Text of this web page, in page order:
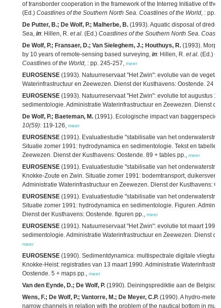
of transborder cooperation in the framework of the Interreg Initiative of
(Ed.) Coastlines of the Southern North Sea. Coastlines of the World, : pp.
De Putter, B.; De Wolf, P.; Malherbe, B. (1993). Aquatic disposal of
Sea, in: Hillen, R. et al. (Ed.) Coastlines of the Southern North Sea.
De Wolf, P.; Fransaer, D.; Van Sieleghem, J.; Houthuys, R. (1993).
by 10 years of remote-sensing based surveying, in: Hillen, R. et al. (Ed.)
Coastlines of the World, : pp. 245-257, meer
EUROSENSE (1993). Natuurreservaat "Het Zwin": evolutie van de
Waterinfrastructuur en Zeewezen. Dienst der Kusthavens: Oostende. 24
EUROSENSE (1993). Natuurreservaat "Het Zwin": evolutie tot augustus
sedimentologie. Administratie Waterinfrastructuur en Zeewezen. Dienst
De Wolf, P.; Baeteman, M. (1991). Ecologische impact van
10(59): 119-126, meer
EUROSENSE (1991). Evaluatiestudie "stabilisatie van het
Situatie zomer 1991: hydrodynamica en sedimentologie. Tekst en
Zeewezen. Dienst der Kusthavens: Oostende. 89 + tables pp., meer
EUROSENSE (1991). Evaluatiestudie "stabilisatie van het
Knokke-Zoute en Zwin. Situatie zomer 1991: bodemtransport,
Administratie Waterinfrastructuur en Zeewezen. Dienst der Kusthavens:
EUROSENSE (1991). Evaluatiestudie "stabilisatie van het
Situatie zomer 1991: hydrodynamica en sedimentologie. Figuren.
Dienst der Kusthavens: Oostende. figuren pp., meer
EUROSENSE (1991). Natuurreservaat "Het Zwin": evolutie tot maart
sedimentologie. Administratie Waterinfrastructuur en Zeewezen. Dienst
meer
EUROSENSE (1990). Sedimentdynamica: multispectrale digitale
Knokke-Heist: registraties van 13 maart 1990. Administratie
Oostende. 5 + maps pp., meer
Van den Eynde, D.; De Wolf, P. (1990). Deiningsprediktie aan de
Wens, F.; De Wolf, P.; Vantorre, M.; De Meyer, C.P. (1990). A hydro-
narrow channels in relation with the problem of the nautical bottom in